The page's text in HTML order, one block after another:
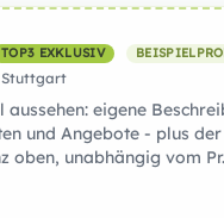
TOP3 EXKLUSIV
Stuttgart
eigene
und Angebote - plus der
oben, unabhängig vom